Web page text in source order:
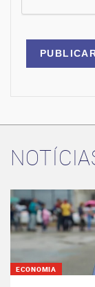
ECONOMIA